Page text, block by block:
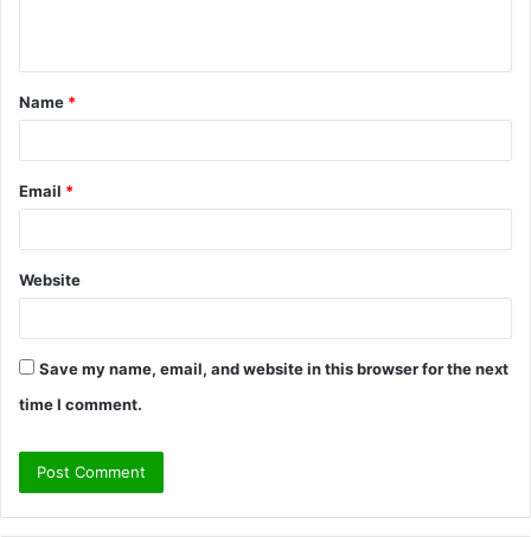
Name *
Email *
Website
Save my name, email, and website in this browser for the next
time I comment.